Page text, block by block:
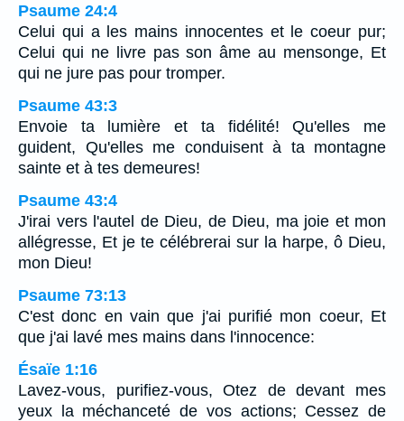
Psaume 24:4
Celui qui a les mains innocentes et le coeur pur;
Celui qui ne livre pas son âme au mensonge, Et
qui ne jure pas pour tromper.
Psaume 43:3
Envoie ta lumière et ta fidélité! Qu'elles me
guident, Qu'elles me conduisent à ta montagne
sainte et à tes demeures!
Psaume 43:4
J'irai vers l'autel de Dieu, de Dieu, ma joie et mon
allégresse, Et je te célébrerai sur la harpe, ô Dieu,
mon Dieu!
Psaume 73:13
C'est donc en vain que j'ai purifié mon coeur, Et
que j'ai lavé mes mains dans l'innocence:
Ésaïe 1:16
Lavez-vous, purifiez-vous, Otez de devant mes
yeux la méchanceté de vos actions; Cessez de